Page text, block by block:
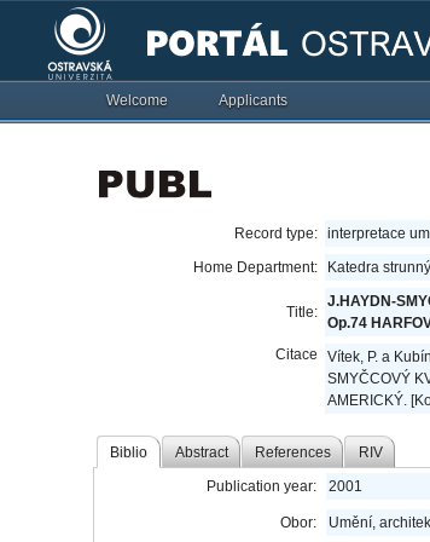
Welcome Applicants
Record type: interpretace
Home Department:
Katedra
Title:
J.HAYDN-
Op.74
Citace
Vítek, P. a
SMYČCOVÝ
AMERICKÝ.
Biblio Abstract References RIV
Publication year: 2001
Obor: Umění,